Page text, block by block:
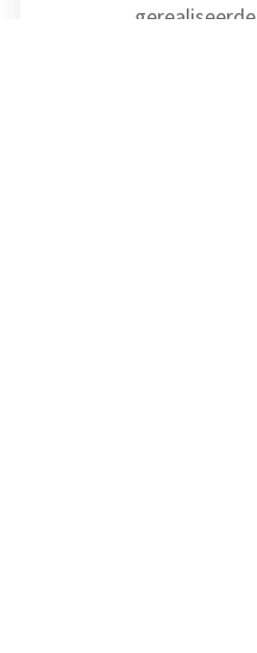
gerealiseerde